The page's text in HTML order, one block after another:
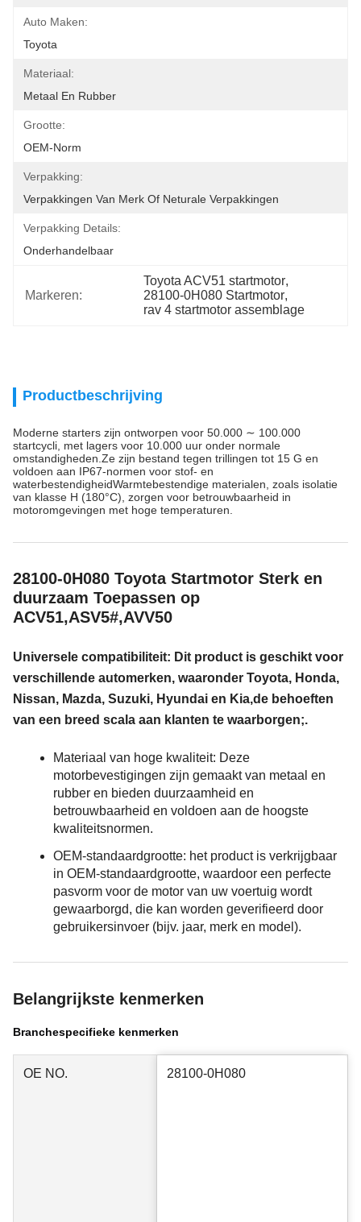
Auto Maken:
Toyota
Materiaal:
Metaal En Rubber
Grootte:
OEM-Norm
Verpakking:
Verpakkingen Van Merk Of Neturale Verpakkingen
Verpakking Details:
Onderhandelbaar
Markeren:
Toyota ACV51 startmotor,
28100-0H080 Startmotor,
rav 4 startmotor assemblage
Productbeschrijving
Moderne starters zijn ontworpen voor 50.000 ∼ 100.000
startcycli, met lagers voor 10.000 uur onder normale
omstandigheden.Ze zijn bestand tegen trillingen tot 15 G en
voldoen aan IP67-normen voor stof- en
waterbestendigheidWarmtebestendige materialen, zoals isolatie
van klasse H (180°C), zorgen voor betrouwbaarheid in
motoromgevingen met hoge temperaturen.
28100-0H080 Toyota Startmotor Sterk en
duurzaam Toepassen op
ACV51,ASV5#,AVV50
Universele compatibiliteit: Dit product is geschikt voor
verschillende automerken, waaronder Toyota, Honda,
Nissan, Mazda, Suzuki, Hyundai en Kia,de behoeften
van een breed scala aan klanten te waarborgen;.
Materiaal van hoge kwaliteit: Deze
motorbevestigingen zijn gemaakt van metaal en
rubber en bieden duurzaamheid en
betrouwbaarheid en voldoen aan de hoogste
kwaliteitsnormen.
OEM-standaardgrootte: het product is verkrijgbaar
in OEM-standaardgrootte, waardoor een perfecte
pasvorm voor de motor van uw voertuig wordt
gewaarborgd, die kan worden geverifieerd door
gebruikersinvoer (bijv. jaar, merk en model).
Belangrijkste kenmerken
Branchespecifieke kenmerken
OE NO. 28100-0H080